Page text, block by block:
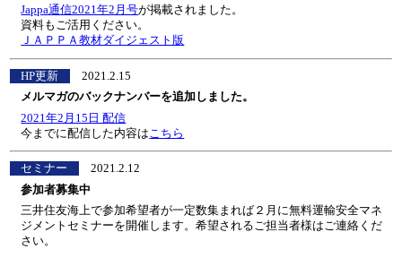
Jappa通信2021年2月号が掲載されました。
資料もご活用ください。
ＪＡＰＰＡ教材ダイジェスト版
HP更新
2021.2.15
メルマガのバックナンバーを追加しました。
2021年2月15日 配信
今までに配信した内容は こちら
セミナー
2021.2.12
参加者募集中
三井住友海上で参加希望者が一定数集まれば２月に無料運輸安全マネ
ジメントセミナーを開催します。希望されるご担当者様はご連絡くだ
さい。